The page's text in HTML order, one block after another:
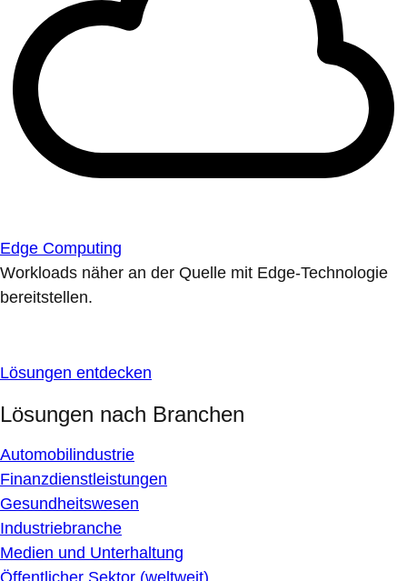
Edge Computing
Workloads näher an der Quelle mit Edge-Technologie
bereitstellen.
Lösungen entdecken
Lösungen nach Branchen
Automobilindustrie
Finanzdienstleistungen
Gesundheitswesen
Industriebranche
Medien und Unterhaltung
Öffentlicher Sektor (weltweit)